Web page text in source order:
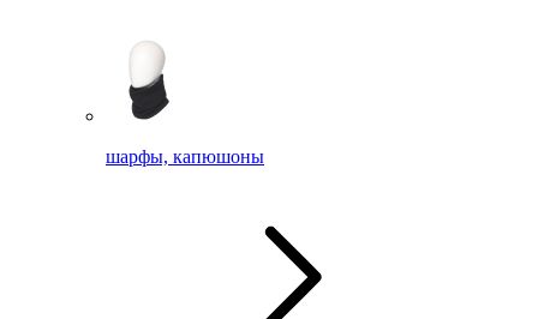
шарфы, капюшоны